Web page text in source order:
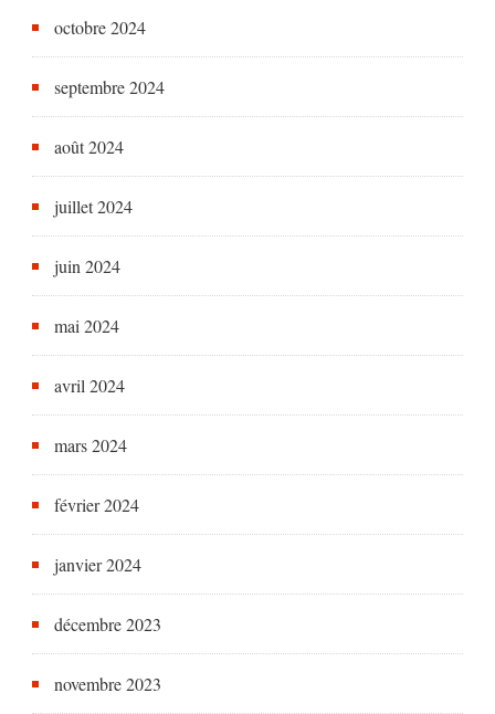
octobre 2024
septembre 2024
août 2024
juillet 2024
juin 2024
mai 2024
avril 2024
mars 2024
février 2024
janvier 2024
décembre 2023
novembre 2023